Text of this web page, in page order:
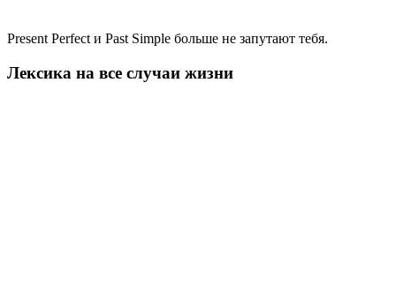
Present Perfect и Past Simple больше не запутают тебя.
Лексика на все случаи жизни